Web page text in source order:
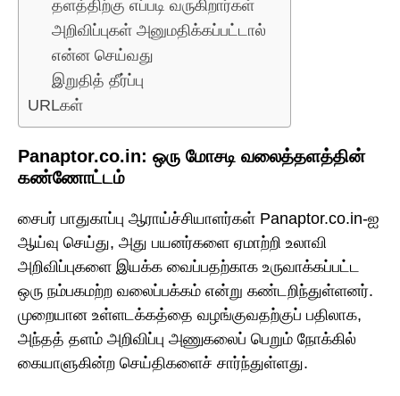
தளத்திற்கு எப்படி வருகிறார்கள்
அறிவிப்புகள் அனுமதிக்கப்பட்டால்
என்ன செய்வது
இறுதித் தீர்ப்பு
URLகள்
Panaptor.co.in: ஒரு மோசடி வலைத்தளத்தின்
கண்ணோட்டம்
சைபர் பாதுகாப்பு ஆராய்ச்சியாளர்கள் Panaptor.co.in-ஐ
ஆய்வு செய்து, அது பயனர்களை ஏமாற்றி உலாவி
அறிவிப்புகளை இயக்க வைப்பதற்காக உருவாக்கப்பட்ட
ஒரு நம்பகமற்ற வலைப்பக்கம் என்று கண்டறிந்துள்ளனர்.
முறையான உள்ளடக்கத்தை வழங்குவதற்குப் பதிலாக,
அந்தத் தளம் அறிவிப்பு அணுகலைப் பெறும் நோக்கில்
கையாளுகின்ற செய்திகளைச் சார்ந்துள்ளது.